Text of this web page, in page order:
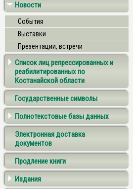
Новости
События
Выставки
Презентации, встречи
Список лиц репрессированных и
реабилитированных по
Костанайской области
Государственные символы
Полнотекстовые базы данных
Электронная доставка
документов
Продление книги
Издания